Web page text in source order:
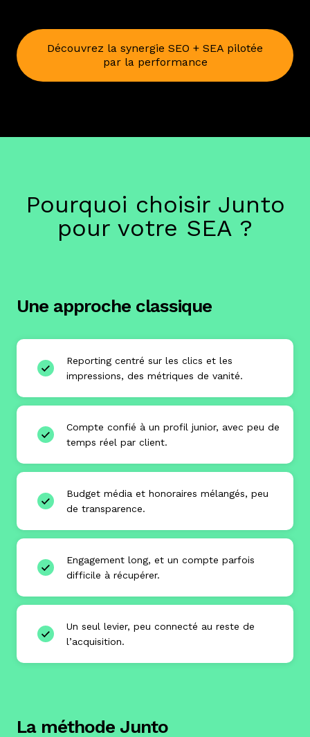
Découvrez la synergie SEO + SEA pilotée
par la performance
Pourquoi choisir Junto
pour votre SEA ?
Une approche classique
Reporting centré sur les clics et les
impressions, des métriques de vanité.
Compte confié à un profil junior, avec peu de
temps réel par client.
Budget média et honoraires mélangés, peu
de transparence.
Engagement long, et un compte parfois
difficile à récupérer.
Un seul levier, peu connecté au reste de
l’acquisition.
La méthode Junto